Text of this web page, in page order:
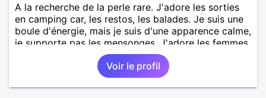
A la recherche de la perle rare. J'adore les sorties
en camping car, les restos, les balades. Je suis une
boule d'énergie, mais je suis d'une apparence calme,
je supporte pas les mensonges. J'adore les femmes
Voir le profil